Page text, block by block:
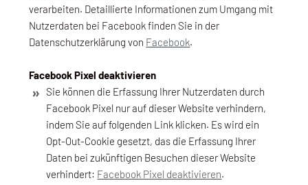
verarbeiten. Detaillierte Informationen zum Umgang mit
Nutzerdaten bei Facebook finden Sie in der
Datenschutzerklärung von Facebook.
Facebook Pixel deaktivieren
Sie können die Erfassung Ihrer Nutzerdaten durch
Facebook Pixel nur auf dieser Website verhindern,
indem Sie auf folgenden Link klicken. Es wird ein
Opt-Out-Cookie gesetzt, das die Erfassung Ihrer
Daten bei zukünftigen Besuchen dieser Website
verhindert: Facebook Pixel deaktivieren.